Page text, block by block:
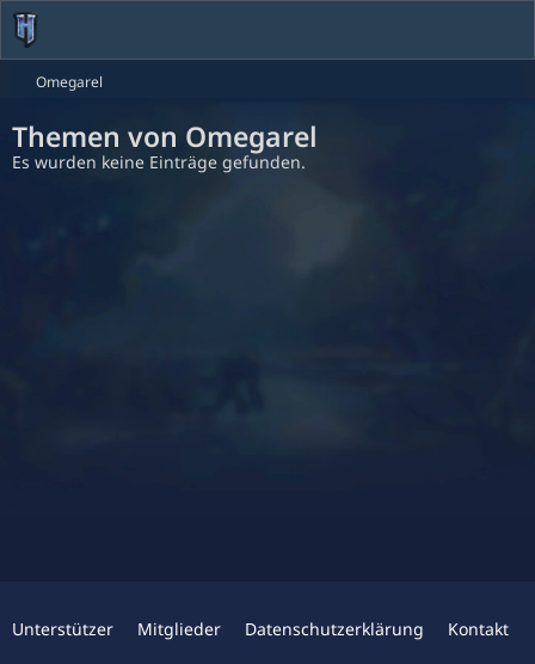
Omegarel
Themen von Omegarel
Es wurden keine Einträge gefunden.
Unterstützer Mitglieder Datenschutzerklärung Kontakt